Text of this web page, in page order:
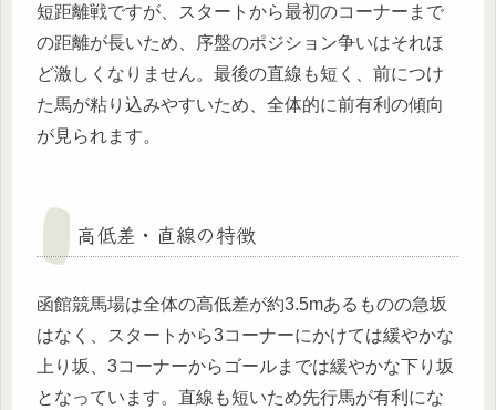
短距離戦ですが、スタートから最初のコーナーまで
の距離が長いため、序盤のポジション争いはそれほ
ど激しくなりません。最後の直線も短く、前につけ
た馬が粘り込みやすいため、全体的に前有利の傾向
が見られます。
高低差・直線の特徴
函館競馬場は全体の高低差が約3.5mあるものの急坂
はなく、スタートから3コーナーにかけては緩やかな
上り坂、3コーナーからゴールまでは緩やかな下り坂
となっています。直線も短いため先行馬が有利にな